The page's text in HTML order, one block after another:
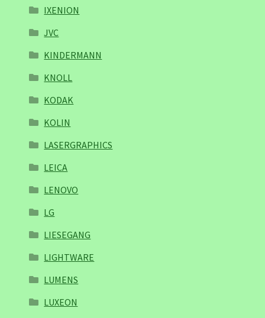
IXENION
JVC
KINDERMANN
KNOLL
KODAK
KOLIN
LASERGRAPHICS
LEICA
LENOVO
LG
LIESEGANG
LIGHTWARE
LUMENS
LUXEON